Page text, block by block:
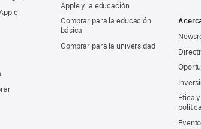
Apple y la educación
Comprar para la educación
básica
Comprar para la universidad
Ética